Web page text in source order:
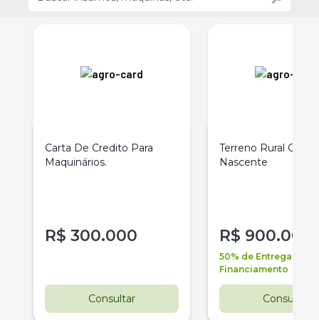
Carta De Credito Para
Maquinários.
R$ 300.000
Consultar
Terreno Rural Com
Nascente
R$ 900.000
50% de Entrega +
Financiamento
Consultar